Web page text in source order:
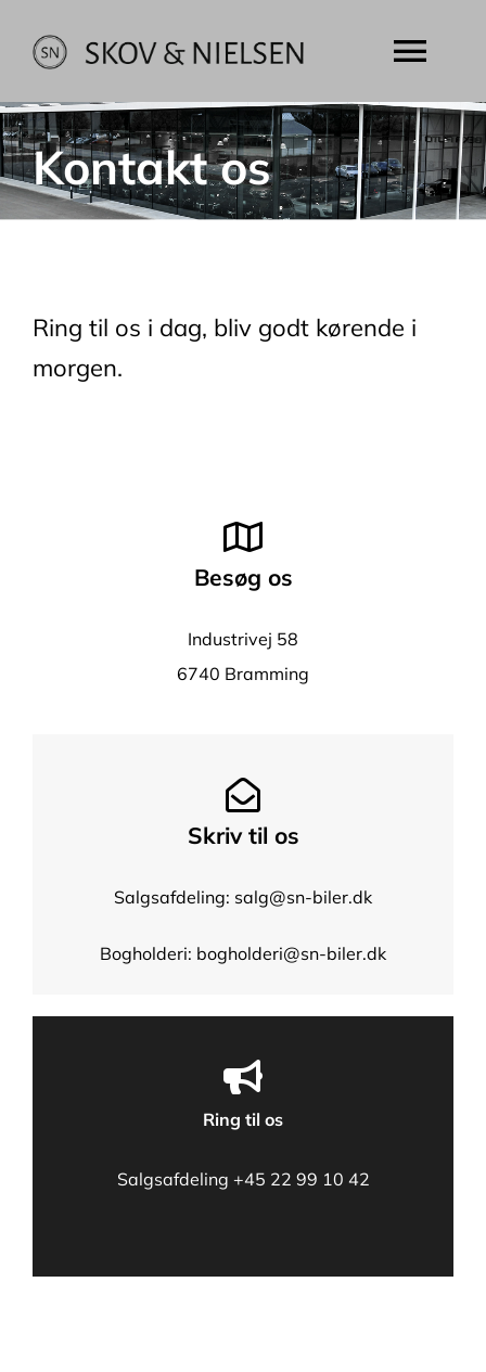
Hjem
Brugte biler
Kontakt os
Ring til os i dag, bliv godt kørende i
morgen.
Besøg os
Industrivej 58
6740 Bramming
Skriv til os
Salgsafdeling: salg@sn-biler.dk
Bogholderi: bogholderi@sn-biler.dk
Ring til os
Salgsafdeling +45 22 99 10 42